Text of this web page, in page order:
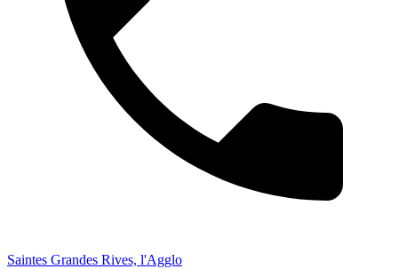
Saintes Grandes Rives, l'Agglo